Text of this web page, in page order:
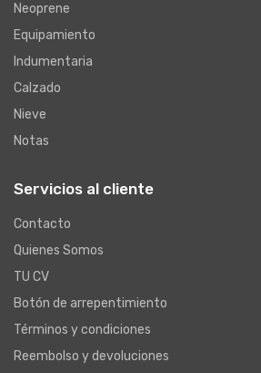
Neoprene
Equipamiento
Indumentaria
Calzado
Nieve
Notas
Servicios al cliente
Contacto
Quienes Somos
TU CV
Botón de arrepentimiento
Términos y condiciones
Reembolso y devoluciones